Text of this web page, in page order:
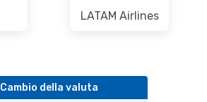
LATAM Airlines
Cambio della valuta